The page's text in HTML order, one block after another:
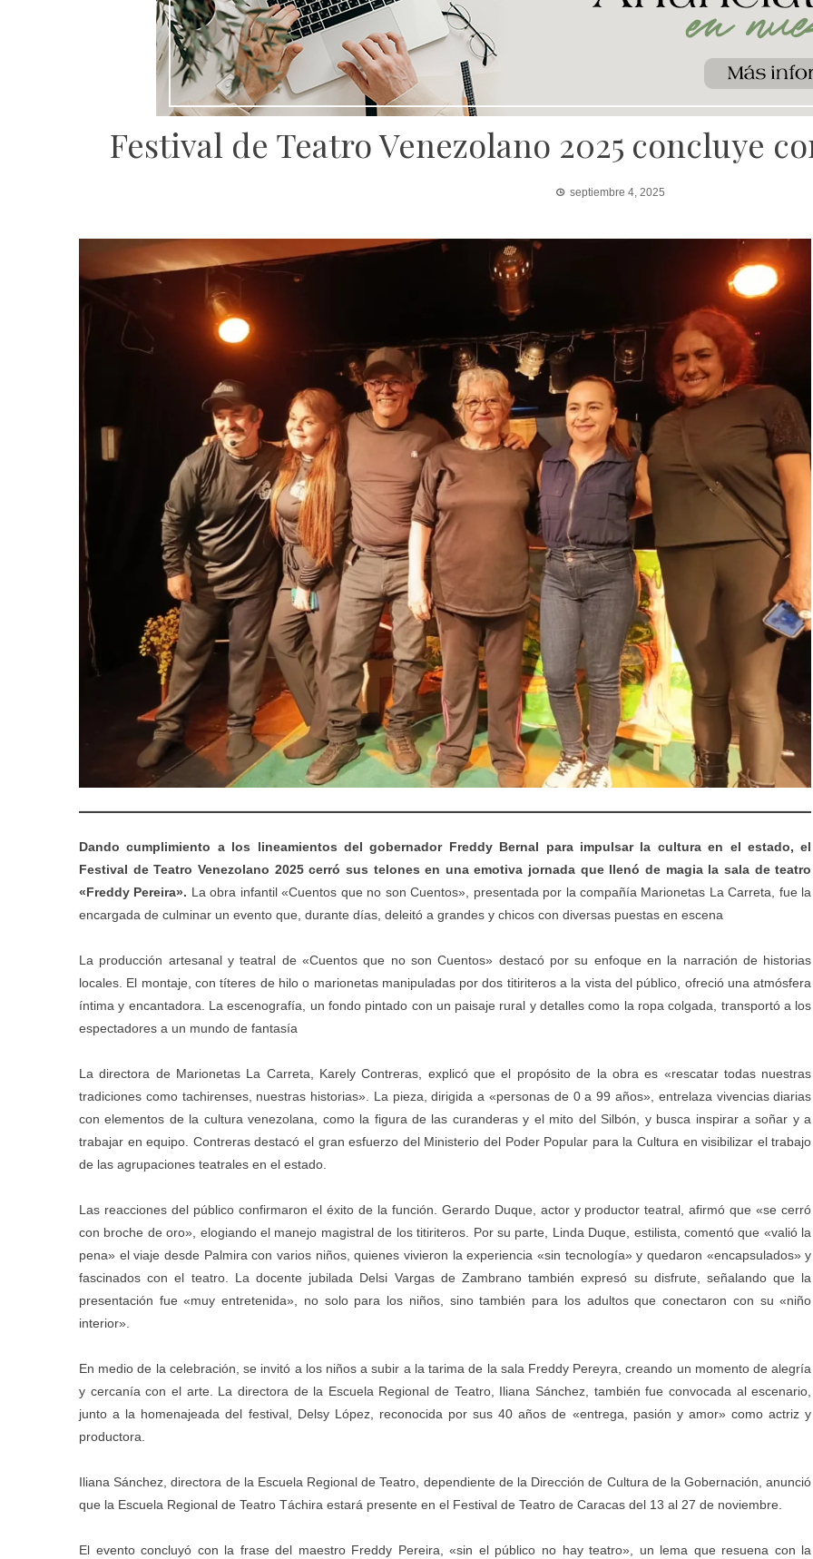
Festival de Teatro Venezolano 2025 concluye
septiembre 4, 2025
Dando cumplimiento a los lineamientos del gobernador Freddy Bernal para impulsar la cultura en el estado, el
Festival de Teatro Venezolano 2025 cerró sus telones en una emotiva jornada que llenó de magia la sala de teatro
«Freddy Pereira». La obra infantil «Cuentos que no son Cuentos», presentada por la compañía Marionetas La Carreta, fue la
encargada de culminar un evento que, durante días, deleitó a grandes y chicos con diversas puestas en escena
La producción artesanal y teatral de «Cuentos que no son Cuentos» destacó por su enfoque en la narración de historias
locales. El montaje, con títeres de hilo o marionetas manipuladas por dos titiriteros a la vista del público, ofreció una atmósfera
íntima y encantadora. La escenografía, un fondo pintado con un paisaje rural y detalles como la ropa colgada, transportó a los
espectadores a un mundo de fantasía
La directora de Marionetas La Carreta, Karely Contreras, explicó que el propósito de la obra es «rescatar todas nuestras
tradiciones como tachirenses, nuestras historias». La pieza, dirigida a «personas de 0 a 99 años», entrelaza vivencias diarias
con elementos de la cultura venezolana, como la figura de las curanderas y el mito del Silbón, y busca inspirar a soñar y a
trabajar en equipo. Contreras destacó el gran esfuerzo del Ministerio del Poder Popular para la Cultura en visibilizar el trabajo
de las agrupaciones teatrales en el estado.
Las reacciones del público confirmaron el éxito de la función. Gerardo Duque, actor y productor teatral, afirmó que «se cerró
con broche de oro», elogiando el manejo magistral de los titiriteros. Por su parte, Linda Duque, estilista, comentó que «valió la
pena» el viaje desde Palmira con varios niños, quienes vivieron la experiencia «sin tecnología» y quedaron «encapsulados» y
fascinados con el teatro. La docente jubilada Delsi Vargas de Zambrano también expresó su disfrute, señalando que la
presentación fue «muy entretenida», no solo para los niños, sino también para los adultos que conectaron con su «niño
interior».
En medio de la celebración, se invitó a los niños a subir a la tarima de la sala Freddy Pereyra, creando un momento de alegría
y cercanía con el arte. La directora de la Escuela Regional de Teatro, Iliana Sánchez, también fue convocada al escenario,
junto a la homenajeada del festival, Delsy López, reconocida por sus 40 años de «entrega, pasión y amor» como actriz y
productora.
Iliana Sánchez, directora de la Escuela Regional de Teatro, dependiente de la Dirección de Cultura de la Gobernación, anunció
que la Escuela Regional de Teatro Táchira estará presente en el Festival de Teatro de Caracas del 13 al 27 de noviembre.
El evento concluyó con la frase del maestro Freddy Pereira, «sin el público no hay teatro», un lema que resuena con la